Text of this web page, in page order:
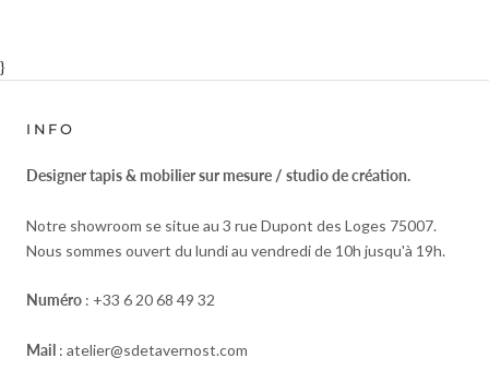
}
INFO
Designer tapis & mobilier sur mesure / studio de création.
Notre showroom se situe au 3 rue Dupont des Loges 75007.
Nous sommes ouvert du lundi au vendredi de 10h jusqu'à 19h.
Numéro : +33 6 20 68 49 32
Mail : atelier@sdetavernost.com